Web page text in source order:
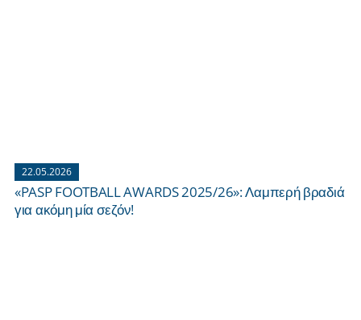
22.05.2026
«PASP FOOTBALL AWARDS 2025/26»: Λαμπερή βραδιά
για ακόμη μία σεζόν!